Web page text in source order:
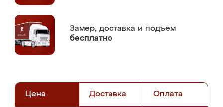
Замер, доставка и подъем
бесплатно
Цена Доставка Оплата